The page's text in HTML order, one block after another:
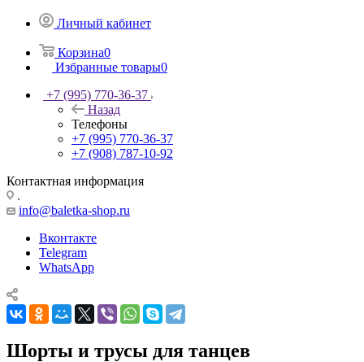
Личный кабинет
Корзина0
Избранные товары0
+7 (995) 770-36-37
Назад
Телефоны
+7 (995) 770-36-37
+7 (908) 787-10-92
Контактная информация
.
info@baletka-shop.ru
Вконтакте
Telegram
WhatsApp
Шорты и трусы для танцев